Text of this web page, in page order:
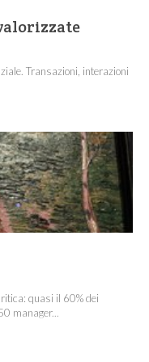
Transazioni, interazioni
quasi il 60% dei
manager...